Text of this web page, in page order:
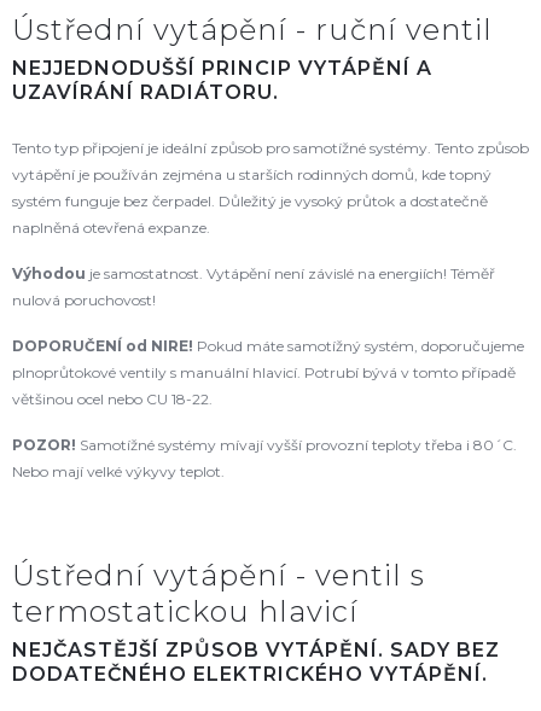
Ústřední vytápění - ruční ventil
NEJJEDNODUŠŠÍ PRINCIP VYTÁPĚNÍ A
UZAVÍRÁNÍ RADIÁTORU.
Tento typ připojení je ideální způsob pro samotížné systémy. Tento způsob
vytápění je používán zejména u starších rodinných domů, kde topný
systém funguje bez čerpadel. Důležitý je vysoký průtok a dostatečně
naplněná otevřená expanze.
Výhodou je samostatnost. Vytápění není závislé na energiích! Téměř
nulová poruchovost!
DOPORUČENÍ od NIRE! Pokud máte samotížný systém, doporučujeme
plnoprůtokové ventily s manuální hlavicí. Potrubí bývá v tomto případě
většinou ocel nebo CU 18-22.
POZOR! Samotížné systémy mívají vyšší provozní teploty třeba i 80´C.
Nebo mají velké výkyvy teplot.
Ústřední vytápění - ventil s
termostatickou hlavicí
NEJČASTĚJŠÍ ZPŮSOB VYTÁPĚNÍ. SADY BEZ
DODATEČNÉHO ELEKTRICKÉHO VYTÁPĚNÍ.